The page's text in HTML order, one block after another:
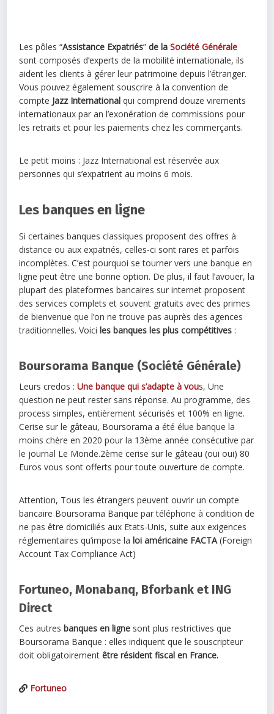
Les pôles “Assistance Expatriés”de laSociété Générale
sont composés d’experts de la mobilité internationale, ils
aident les clients à gérer leur patrimoine depuis l’étranger.
Vous pouvez également souscrire à la convention de
compte Jazz International qui comprend douze virements
internationaux par an l’exonération de commissions pour
les retraits et pour les paiements chez les commerçants.
Le petit moins : Jazz International est réservée aux
personnes qui s’expatrient au moins 6 mois.
Les banques en ligne
Si certaines banques classiques proposent des offres à
distance ou aux expatriés, celles-ci sont rares et parfois
incomplètes. C’est pourquoi se tourner vers une banque en
ligne peut être une bonne option. De plus, il faut l’avouer, la
plupart des plateformes bancaires sur internet proposent
des services complets et souvent gratuits avec des primes
de bienvenue que l’on ne trouve pas auprès des agences
traditionnelles. Voici les banques les plus compétitives :
Boursorama Banque (Société Générale)
Leurs credos : Une banque qui s’adapte à vous, Une
question ne peut rester sans réponse. Au programme, des
process simples, entièrement sécurisés et 100% en ligne.
Cerise sur le gâteau, Boursorama a été élue banque la
moins chère en 2020 pour la 13ème année consécutive par
le journal Le Monde.2ème cerise sur le gâteau (oui oui) 80
Euros vous sont offerts pour toute ouverture de compte.
Attention, Tous les étrangers peuvent ouvrir un compte
bancaire Boursorama Banque par téléphone à condition de
ne pas être domiciliés aux Etats-Unis, suite aux exigences
réglementaires qu’impose laloi américaine FACTA(Foreign
Account Tax Compliance Act)
Fortuneo, Monabanq, Bforbank et ING
Direct
Ces autresbanques en ligne sont plus restrictives que
Boursorama Banque : elles indiquent que le souscripteur
doit obligatoirement être résident fiscal en France.
Fortuneo